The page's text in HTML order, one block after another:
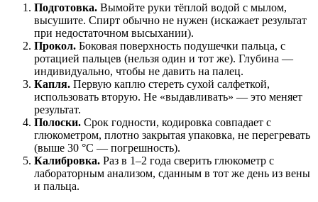
Подготовка. Вымойте руки тёплой водой с мылом,
высушите. Спирт обычно не нужен (искажает результат
при недостаточном высыхании).
Прокол. Боковая поверхность подушечки пальца, с
ротацией пальцев (нельзя один и тот же). Глубина —
индивидуально, чтобы не давить на палец.
Капля. Первую каплю стереть сухой салфеткой,
использовать вторую. Не «выдавливать» — это меняет
результат.
Полоски. Срок годности, кодировка совпадает с
глюкометром, плотно закрытая упаковка, не перегревать
(выше 30 °C — погрешность).
Калибровка. Раз в 1–2 года сверить глюкометр с
лабораторным анализом, сданным в тот же день из вены
и пальца.